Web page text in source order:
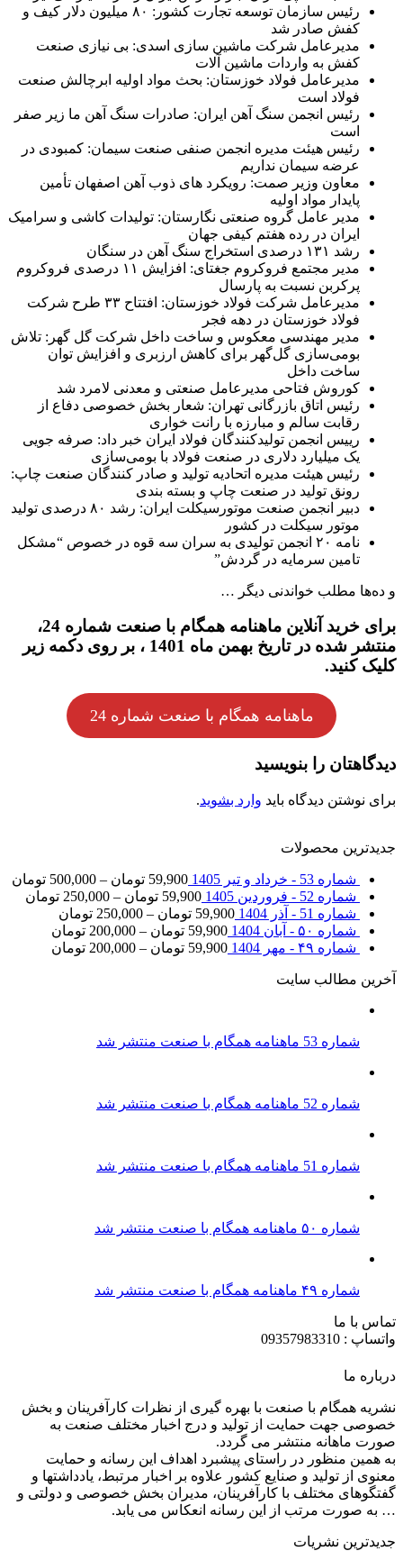
رئیس سازمان توسعه تجارت کشور: ۸۰ میلیون دلار کیف و
کفش صادر شد
مدیرعامل شرکت ماشین سازی اسدی: بی نیازی صنعت
کفش به واردات ماشین آلات
مدیرعامل فولاد خوزستان: بحث مواد اولیه ابرچالش صنعت
فولاد است
رئیس انجمن سنگ آهن ایران: صادرات سنگ آهن ما زیر صفر
است
رئیس هیئت مدیره انجمن صنفی صنعت سیمان: کمبودی در
عرضه سیمان نداریم
معاون وزیر صمت: رویکرد های ذوب آهن اصفهان تأمین
پایدار مواد اولیه
مدیر عامل گروه صنعتی نگارستان: تولیدات کاشی و سرامیک
ایران در رده هفتم کیفی جهان
رشد ۱۳۱ درصدی استخراج سنگ آهن در سنگان
مدیر مجتمع فروکروم جغتای: افزایش ۱۱ درصدی فروکروم
پرکربن نسبت به پارسال
مدیرعامل شرکت فولاد خوزستان: افتتاح ۳۳ طرح شرکت
فولاد خوزستان در دهه فجر
مدیر مهندسی معکوس و ساخت داخل شرکت گل گهر: تلاش
بومی‌سازی گل‌گهر برای کاهش ارزبری و افزایش توان
ساخت داخل
کوروش فتاحی مدیرعامل صنعتی و معدنی لامرد شد
رئیس اتاق بازرگانی تهران: شعار بخش خصوصی دفاع از
رقابت سالم و مبارزه با رانت خواری
رییس انجمن تولیدکنندگان فولاد ایران خبر داد: صرفه جویی
یک میلیارد دلاری در صنعت فولاد با بومی‌سازی
رئیس هیئت مدیره اتحادیه تولید و صادر کنندگان صنعت چاپ:
رونق تولید در صنعت چاپ و بسته بندی
دبیر انجمن صنعت موتورسیکلت ایران: رشد ۸۰ درصدی تولید
موتور سیکلت در کشور
نامه ۲۰ انجمن تولیدی به سران سه قوه در خصوص “مشکل
تامین سرمایه در گردش”
و ده‌ها مطلب خواندنی دیگر …
برای خرید آنلاین ماهنامه همگام با صنعت شماره 24،
منتشر شده در تاریخ بهمن ماه 1401 ، بر روی دکمه زیر
کلیک کنید.
ماهنامه همگام با صنعت شماره 24
دیدگاهتان را بنویسید
برای نوشتن دیدگاه باید وارد بشوید.
جدیدترین محصولات
شماره 53 - خرداد و تیر 1405 59,900 تومان –
500,000 تومان
شماره 52 - فروردین 1405
59,900 تومان –
250,000 تومان
شماره 51 - آذر 1404
59,900 تومان –
250,000 تومان
شماره ۵۰ - آبان 1404
59,900 تومان –
200,000 تومان
شماره ۴۹ - مهر 1404
59,900 تومان –
200,000 تومان
آخرین مطالب سایت
شماره 53 ماهنامه همگام با صنعت منتشر شد
شماره 52 ماهنامه همگام با صنعت منتشر شد
شماره 51 ماهنامه همگام با صنعت منتشر شد
شماره ۵۰ ماهنامه همگام با صنعت منتشر شد
شماره ۴۹ ماهنامه همگام با صنعت منتشر شد
تماس با ما
واتساپ : 09357983310
درباره ما
نشریه همگام با صنعت با بهره گیری از نظرات کارآفرینان و بخش
خصوصی جهت حمایت از تولید و درج اخبار مختلف صنعت به
صورت ماهانه منتشر می گردد.
به همین منظور در راستای پیشبرد اهداف این رسانه و حمایت
معنوی از تولید و صنایع کشور علاوه بر اخبار مرتبط، یادداشتها و
گفتگوهای مختلف با کارآفرینان، مدیران بخش خصوصی و دولتی و
… به صورت مرتب از این رسانه انعکاس می یابد.
جدیدترین نشریات